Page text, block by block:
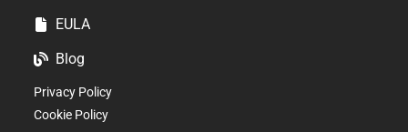
EULA
Blog
Privacy Policy
Cookie Policy